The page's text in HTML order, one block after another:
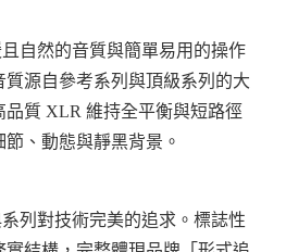
自然的音質與簡單易用的操作
源自參考系列與頂級系列的大
品質 XLR 維持全平衡與短路徑
、動態與靜黑背景。
列對技術完美的追求。標誌性